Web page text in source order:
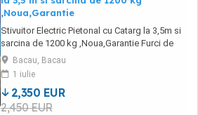
,Noua,Garantie
Stivuitor Electric Pietonal cu Catarg la 3,5m si
sarcina de 1200 kg ,Noua,Garantie Furci de
1150 mm. Catarg duplex la 3,5 m. Inaltime de
ridicare de 3,5 m. Baterie tip gel fara
intretinere de 24V sau optional baterie Li-Ion
Redresor,integrat in sasiu cu alimentare la 220
V Service local cu contract. ...
Bacau, Bacau
1 iulie
2,350 EUR
2,450 EUR